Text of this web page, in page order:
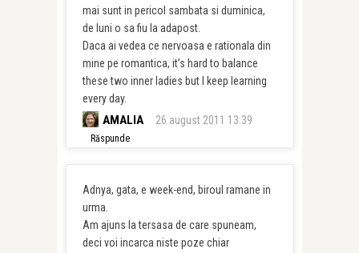
mai sunt in pericol sambata si duminica,
de luni o sa fiu la adapost.
Daca ai vedea ce nervoasa e rationala din
mine pe romantica, it’s hard to balance
these two inner ladies but I keep learning
every day.
AMALIA 26 august 2011 13:39
Răspunde
Adnya, gata, e week-end, biroul ramane in
urma.
Am ajuns la tersasa de care spuneam,
deci voi incarca niste poze chiar